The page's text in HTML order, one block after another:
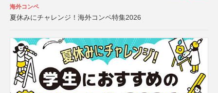
海外コンペ
夏休みにチャレンジ！海外コンペ特集2026